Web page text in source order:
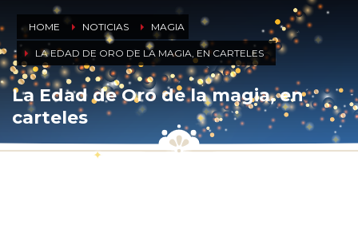
HOME NOTICIAS MAGIA
LA EDAD DE ORO DE LA MAGIA, EN CARTELES
La Edad de Oro de la magia, en
carteles